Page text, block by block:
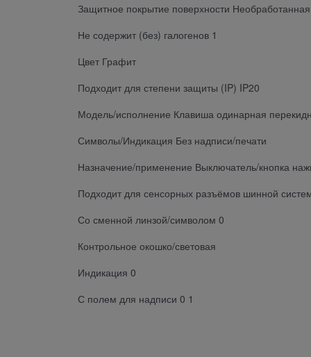
Защитное покрытие поверхности Необработанная
Не содержит (без) галогенов 1
Цвет Графит
Подходит для степени защиты (IP) IP20
Модель/исполнение Клавиша одинарная
Символы/Индикация Без надписи/печати
Назначение/применение Выключатель/кнопка
Подходит для сенсорных разъёмов шинной
Со сменной линзой/символом 0
Контрольное окошко/световая
Индикация 0
С полем для надписи 0 1